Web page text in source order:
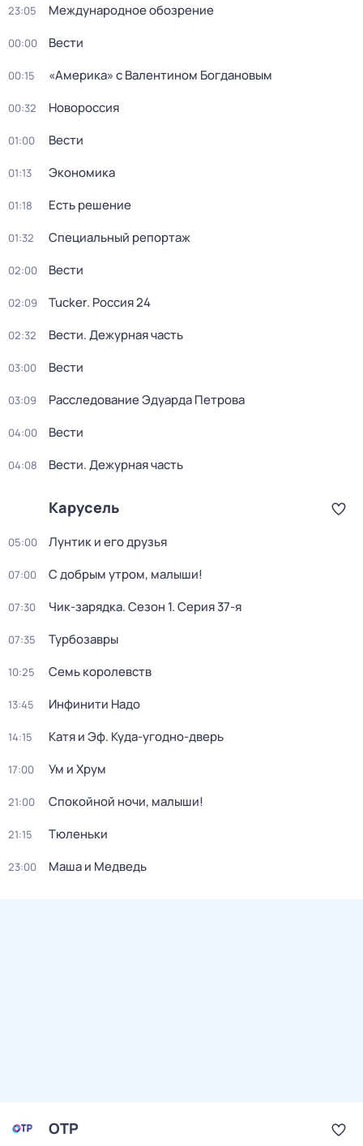
23:05 Международное обозрение
00:00 Вести
00:15 «Америка» с Валентином Богдановым
00:32 Новороссия
01:00 Вести
01:13 Экономика
01:18 Есть решение
01:32 Специальный репортаж
02:00 Вести
02:09 Tucker. Россия 24
02:32 Вести. Дежурная часть
03:00 Вести
03:09 Расследование Эдуарда Петрова
04:00 Вести
04:08 Вести. Дежурная часть
Карусель
05:00 Лунтик и его друзья
07:00 С добрым утром, малыши!
07:30 Чик-зарядка. Сезон 1. Серия 37-я
07:35 Турбозавры
10:25 Семь королевств
13:45 Инфинити Надо
14:15 Катя и Эф. Куда-угодно-дверь
17:00 Ум и Хрум
21:00 Спокойной ночи, малыши!
21:15 Тюленьки
23:00 Маша и Медведь
ОТР